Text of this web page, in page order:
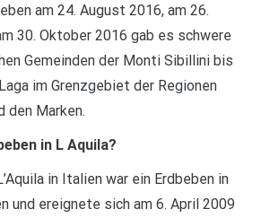
am 24. August 2016, am 26.
30. Oktober 2016 gab es schwere
Gemeinden der Monti Sibillini bis
im Grenzgebiet der Regionen
den Marken.
in L Aquila?
in Italien war ein Erdbeben in
und ereignete sich am 6. April 2009